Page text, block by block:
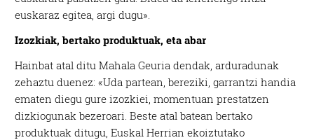
euskaraz egitea, argi dugu».
Izozkiak, bertako produktuak, eta abar
Hainbat atal ditu Mahala Geuria dendak, arduradunak
zehaztu duenez: «Uda partean, bereziki, garrantzi handia
ematen diegu gure izozkiei, momentuan prestatzen
dizkiogunak bezeroari. Beste atal batean bertako
produktuak ditugu, Euskal Herrian ekoiztutako